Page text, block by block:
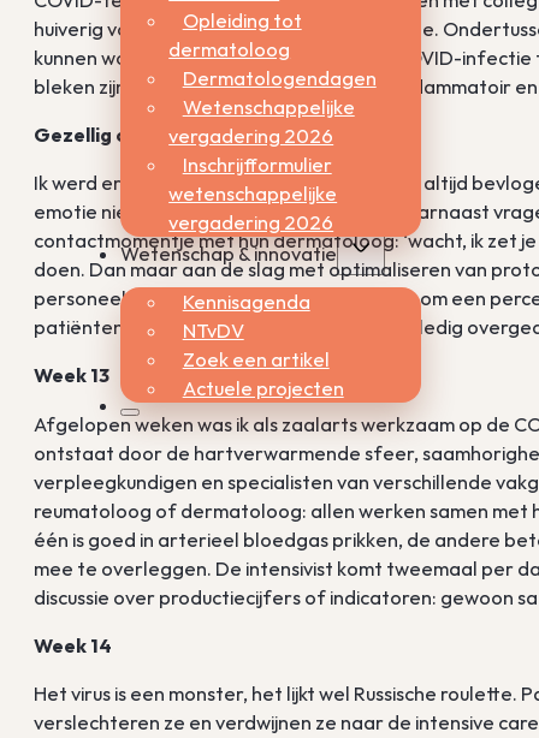
Opleiding tot
dermatoloog
Dermatologendagen
Wetenschappelijke
vergadering 2026
Inschrijfformulier
wetenschappelijke
vergadering 2026
Wetenschap & innovatie
Kennisagenda
NTvDV
Zoek een artikel
Actuele projecten
huiverig voor het herstarten van ciclosporine.
kunnen worden en hij had geen kans een COVID-
bleken zijn klachten van oorsprong meer inflammatoir
Gezellig contactmoment
Ik werd er onrustig van en merkte dat ik mijn altijd
emotie niet, dit maakt inleven moeilijker. Daarnaast
contactmomentje met hun dermatoloog: ‘wacht, ik zet
doen. Dan maar aan de slag met optimaliseren van
personeel nodig en vroeg iedere vakgroep om een
patiënten werden voor onbepaalde tijd volledig
Week 13
Afgelopen weken was ik als zaalarts werkzaam op de
ontstaat door de hartverwarmende sfeer,
verpleegkundigen en specialisten van verschillende
reumatoloog of dermatoloog: allen werken samen met
één is goed in arterieel bloedgas prikken, de andere
mee te overleggen. De intensivist komt tweemaal per
discussie over productiecijfers of indicatoren: gewoon
Week 14
Het virus is een monster, het lijkt wel Russische
verslechteren ze en verdwijnen ze naar de intensive